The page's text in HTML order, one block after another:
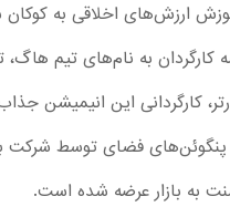
ارزش‌های اخلاقی به
به نام‌های تیم هاگ،
کارگردانی این انیمیشن
پنگوئن‌های فضای توسط شرکت
به بازار عرضه شده است.